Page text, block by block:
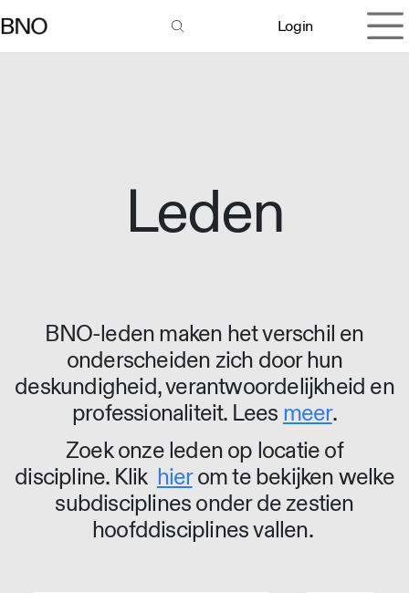
Login
Leden
BNO-leden maken het verschil en
onderscheiden zich door hun
deskundigheid, verantwoordelijkheid en
professionaliteit. Lees meer.
Zoek onze leden op locatie of
discipline. Klik hierom te bekijken welke
subdisciplines onder de zestien
hoofddisciplines vallen.